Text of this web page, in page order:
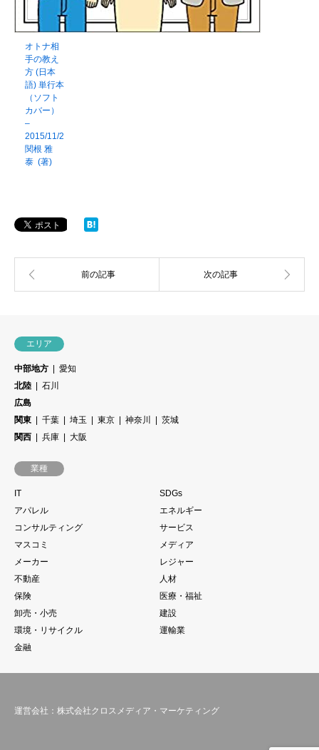
オトナ相
手の教え
方 (日本
語) 単行本
（ソフト
カバー）
–
2015/11/2
関根 雅
泰 (著)
エリア
中部地方
愛知
北陸
石川
広島
関東
千葉 埼玉 東京 神奈川
茨城
関西
兵庫 大阪
業種
IT
SDGs
アパレル
エネルギー
コンサルティング
サービス
マスコミ
メディア
メーカー
レジャー
不動産
人材
保険
医療・福祉
卸売・小売
建設
環境・リサイクル
運輸業
金融
運営会社：株式会社クロスメディア・マーケティング